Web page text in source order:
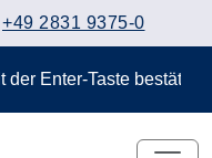
+49 2831 9375-0
Enter-Taste